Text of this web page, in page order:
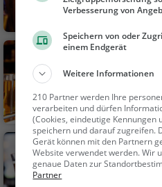
Kempten
Pic 2
Kneipe in
Oggi
Bar in
Verbesserung von
Speichern von oder
einem Endgerät
Weitere Informationen
210 Partner werden Ihre
verarbeiten und dürfen
(Cookies, eindeutige Kennungen
speichern und darauf zugreifen.
Gerät können mit den Partnern
Website verwendet werden. Wir
genaue Daten zur
Partner